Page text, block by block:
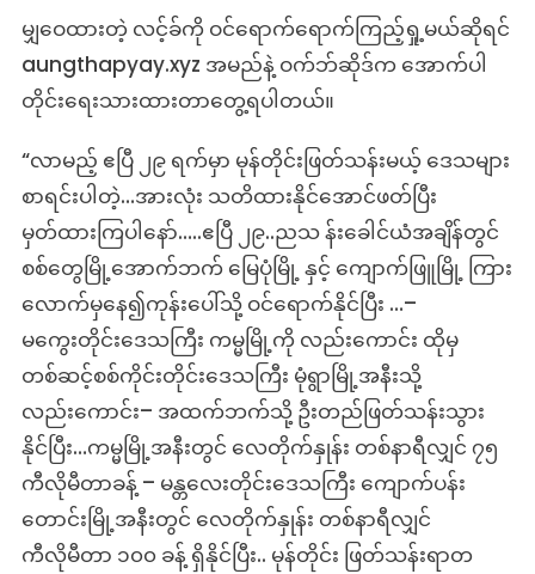
မျှဝေထားတဲ့ လင့်ခ်ကို ဝင်ရောက်ရောက်ကြည့်ရှု့မယ်ဆိုရင်
aungthapyay.xyz အမည်နဲ့ ဝက်ဘ်ဆိုဒ်က အောက်ပါ
တိုင်းရေးသားထားတာတွေ့ရပါတယ်။
“လာမည့် ဧပြီ ၂၉ ရက်မှာ မုန်တိုင်းဖြတ်သန်းမယ့် ဒေသများ
စာရင်းပါတဲ့…အားလုံး သတိထားနိုင်အောင်ဖတ်ပြီး
မှတ်ထားကြပါနော်…..ဧပြီ ၂၉..ညသ န်းခေါင်ယံအချိန်တွင်
စစ်တွေမြို့အောက်ဘက် မြေပုံမြို့ နှင့် ကျောက်ဖြူမြို့ ကြား
လောက်မှနေ၍ကုန်းပေါ်သို့ ဝင်ရောက်နိုင်ပြီး …–
မကွေးတိုင်းဒေသကြီး ကမ္မမြို့ကို လည်းကောင်း ထိုမှ
တစ်ဆင့်စစ်ကိုင်းတိုင်းဒေသကြီး မုံရွာမြို့အနီးသို့
လည်းကောင်း– အထက်ဘက်သို့ ဦးတည်ဖြတ်သန်းသွား
နိုင်ပြီး…ကမ္မမြို့အနီးတွင် လေတိုက်နှုန်း တစ်နာရီလျှင် ၇၅
ကီလိုမီတာခန့် – မန္တလေးတိုင်းဒေသကြီး ကျောက်ပန်း
တောင်းမြို့အနီးတွင် လေတိုက်နှုန်း တစ်နာရီလျှင်
ကီလိုမီတာ ၁၀၀ ခန့် ရှိနိုင်ပြီး.. မုန်တိုင်း ဖြတ်သန်းရာတ